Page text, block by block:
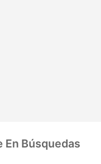
En Búsquedas